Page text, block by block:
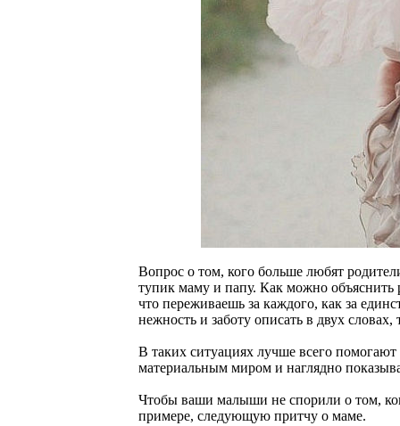
Вопрос о том, кого больше любят
тупик маму и папу. Как можно объяснить
что переживаешь за каждого, как за
нежность и заботу описать в двух
В таких ситуациях лучше всего
материальным миром и наглядно
Чтобы ваши малыши не спорили о том,
примере, следующую притчу о маме.